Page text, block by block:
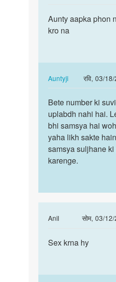
to
Hello
apki
kya
by
Auntyji
Aunty
aapka
send…
Aunty aapka phon
kro na
Auntyji
रवि, 03/18/
In
reply
to
Aunty
aapka
phon
number
send…
Bete
number
ki
suvidha
toh…
Bete number ki
uplabdh nahi hai.
bhi samsya hai
yaha likh sakte
samsya suljhane
karenge.
Anil
सोम, 03/12/
to
Hum
Sex
Sex krna hy